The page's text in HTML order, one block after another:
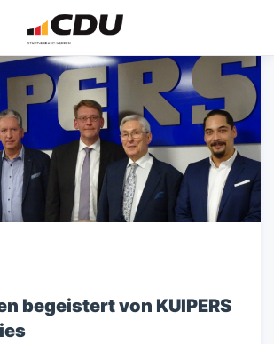
begeistert von KUIPERS